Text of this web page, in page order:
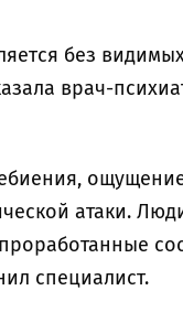
без
врач-
атаки.
специалист.⠀